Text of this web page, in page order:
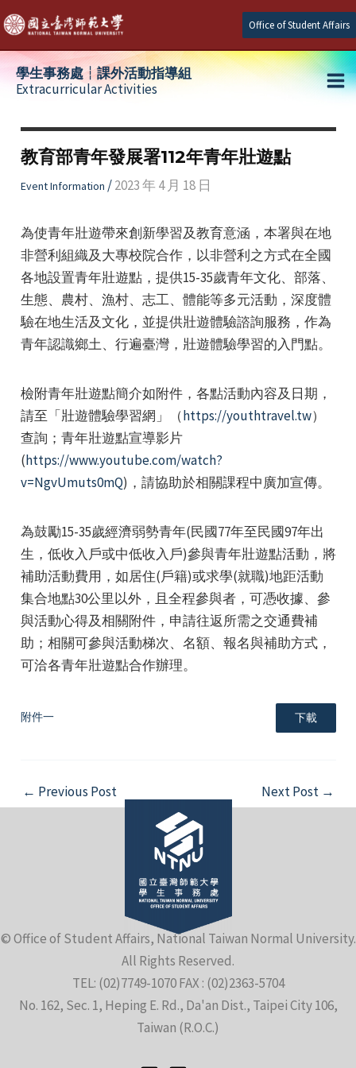
Skip
to
content
Office of Student Affairs
學生事務處┆課外活動指導組
Extracurricular Activities
教育部青年發展署112年青年壯遊點
Event Information /2023 年 4 月 18 日
為使青年壯遊帶來創新學習及教育意涵，本署與在地
非營利組織及大專校院合作，以非營利之方式在全國
各地設置青年壯遊點，提供15-35歲青年文化、部落、
生態、農村、漁村、志工、體能等多元活動，深度體
驗在地生活及文化，並提供壯遊體驗諮詢服務，作為
青年認識鄉土、行遍臺灣，壯遊體驗學習的入門點。
檢附青年壯遊點簡介如附件，各點活動內容及日期，
請至「壯遊體驗學習網」（https://youthtravel.tw）
查詢；青年壯遊點宣導影片
(https://www.youtube.com/watch?
v=NgvUmuts0mQ)，請協助於相關課程中廣加宣傳。
為鼓勵15-35歲經濟弱勢青年(民國77年至民國97年出
生，低收入戶或中低收入戶)參與青年壯遊點活動，將
補助活動費用，如居住(戶籍)或求學(就職)地距活動
集合地點30公里以外，且全程參與者，可憑收據、參
與活動心得及相關附件，申請往返所需之交通費補
助；相關可參與活動梯次、名額、報名與補助方式，
可洽各青年壯遊點合作辦理。
附件一 下載
Post
navigation
← Previous Post Next Post →
© Office of Student Affairs, National Taiwan Normal University.
All Rights Reserved.
TEL: (02)7749-1070 FAX : (02)2363-5704
No. 162, Sec. 1, Heping E. Rd., Da'an Dist., Taipei City 106,
Taiwan (R.O.C.)